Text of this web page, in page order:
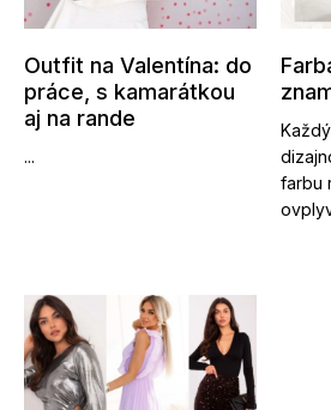
Outfit na Valentína: do
práce, s kamarátkou
aj na rande
...
farbu